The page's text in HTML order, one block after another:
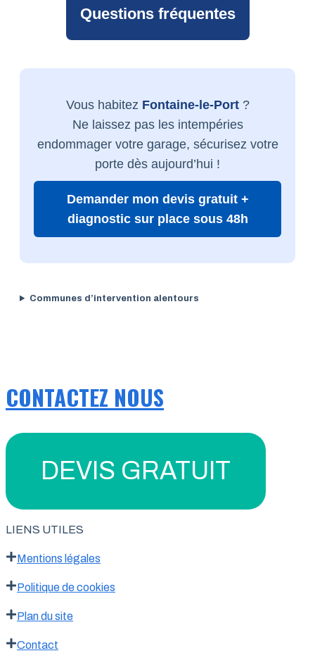
Questions fréquentes
Vous habitez Fontaine-le-Port?
Ne laissez pas les intempéries
endommager votre garage, sécurisez votre
porte dès aujourd’hui !
Demander mon devis gratuit +
diagnostic sur place sous 48h
Communes d’intervention alentours
CONTACTEZ NOUS
DEVIS GRATUIT
LIENS UTILES
Mentions légales
Politique de cookies
Plan du site
Contact